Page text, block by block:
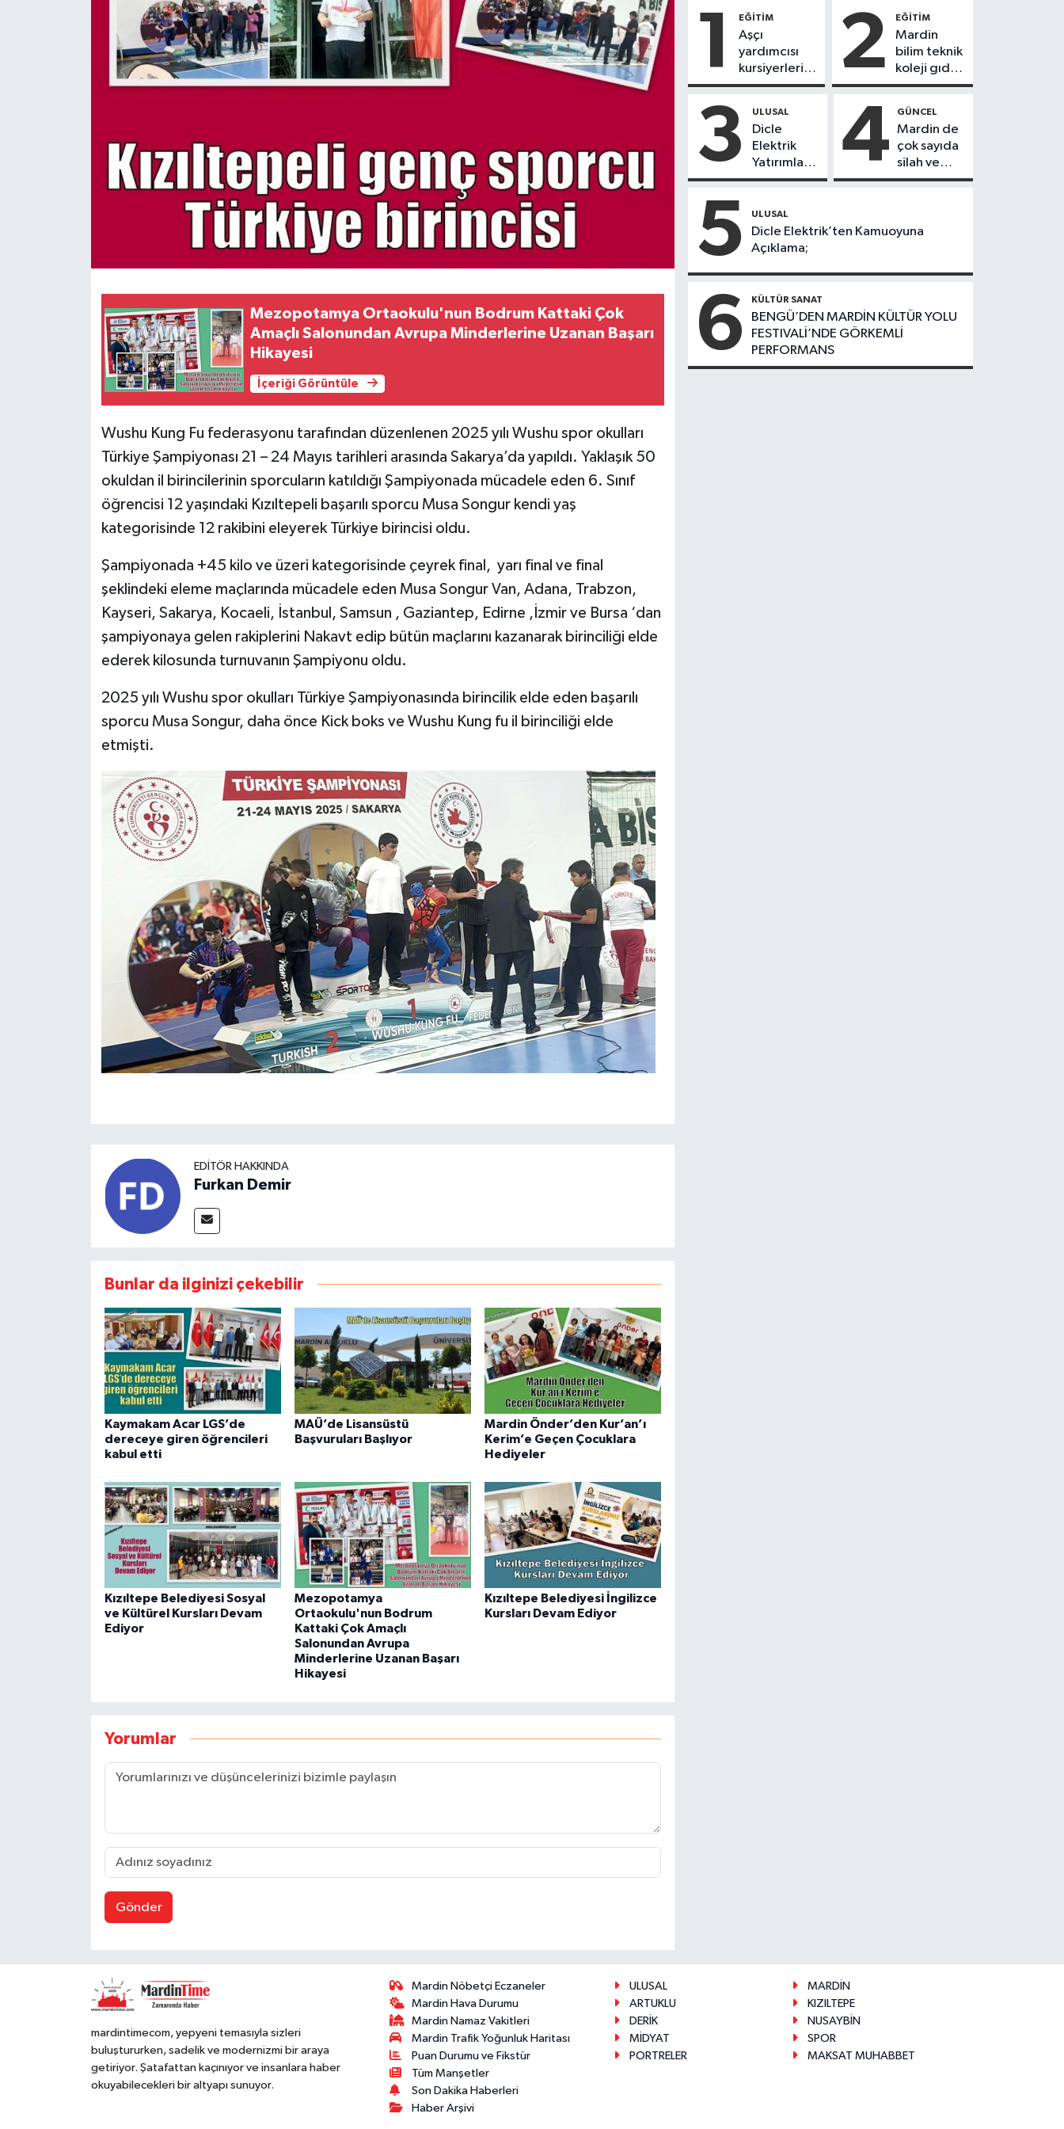
Mezopotamya Ortaokulu'nun Bodrum Kattaki Çok
Amaçlı Salonundan Avrupa Minderlerine Uzanan Başarı
Hikayesi
İçeriği Görüntüle
Wushu Kung Fu federasyonu tarafından düzenlenen 2025 yılı Wushu spor okulları
Türkiye Şampiyonası 21 – 24 Mayıs tarihleri arasında Sakarya’da yapıldı. Yaklaşık 50
okuldan il birincilerinin sporcuların katıldığı Şampiyonada mücadele eden 6. Sınıf
öğrencisi 12 yaşındaki Kızıltepeli başarılı sporcu Musa Songur kendi yaş
kategorisinde 12 rakibini eleyerek Türkiye birincisi oldu.
Şampiyonada +45 kilo ve üzeri kategorisinde çeyrek final, yarı final ve final
şeklindeki eleme maçlarında mücadele eden Musa Songur Van, Adana, Trabzon,
Kayseri, Sakarya, Kocaeli, İstanbul, Samsun , Gaziantep, Edirne ,İzmir ve Bursa ‘dan
şampiyonaya gelen rakiplerini Nakavt edip bütün maçlarını kazanarak birinciliği elde
ederek kilosunda turnuvanın Şampiyonu oldu.
2025 yılı Wushu spor okulları Türkiye Şampiyonasında birincilik elde eden başarılı
sporcu Musa Songur, daha önce Kick boks ve Wushu Kung fu il birinciliği elde
etmişti.
EDITÖR HAKKINDA
Furkan Demir
Bunlar da ilginizi çekebilir
Kaymakam Acar LGS’de
dereceye giren öğrencileri
kabul etti
MAÜ’de Lisansüstü
Başvuruları Başlıyor
Mardin Önder’den Kur’an’ı
Kerim’e Geçen Çocuklara
Hediyeler
Kızıltepe Belediyesi Sosyal
ve Kültürel Kursları Devam
Ediyor
Mezopotamya
Ortaokulu'nun Bodrum
Kattaki Çok Amaçlı
Salonundan Avrupa
Minderlerine Uzanan Başarı
Hikayesi
Kızıltepe Belediyesi İngilizce
Kursları Devam Ediyor
Yorumlar
Gönder
1 EĞİTİM
Aşçı
yardımcısı
kursiyerleri
eğitimlerini
tamamladı
2 EĞİTİM
Mardin
bilim teknik
koleji gıda
teknolojisi
ürettikleri
gıda
ürünlerini
satarak
köydeki
desteğinde
3 ULUSAL
Dicle
Elektrik
Yatırımları
Sonuç
Mardin’de
Kayıp
Kaçak
Büyük
Düşüş
4 GÜNCEL
Mardin de
çok sayıda
silah ve
mühimmat
5 ULUSAL
Dicle Elektrik’ten Kamuoyuna
Açıklama;
6 KÜLTÜR SANAT
BENGÜ’DEN MARDİN KÜLTÜR YOLU
FESTIVALİ’NDE GÖRKEMLİ
PERFORMANS
mardintimecom, yepyeni temasıyla sizleri
buluştururken, sadelik ve modernizmi bir araya
getiriyor. Şatafattan kaçınıyor ve insanlara haber
okuyabilecekleri bir altyapı sunuyor.
Mardin Nöbetçi Eczaneler
Mardin Hava Durumu
Mardin Namaz Vakitleri
Mardin Trafik Yoğunluk Haritası
Puan Durumu ve Fikstür
Tüm Manşetler
Son Dakika Haberleri
Haber Arşivi
ULUSAL
MARDİN
ARTUKLU
KIZILTEPE
DERİK
NUSAYBİN
MİDYAT
SPOR
PORTRELER
MAKSAT MUHABBET